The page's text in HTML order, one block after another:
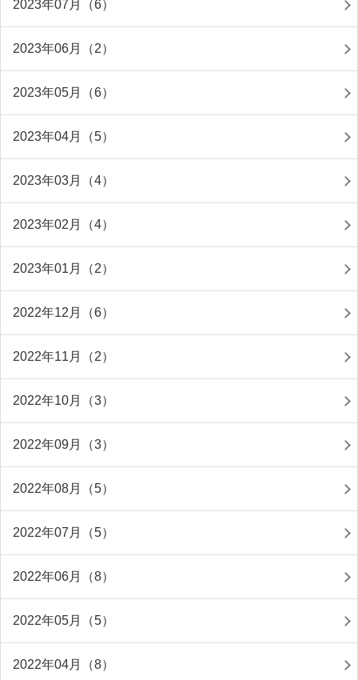
2023年07月（6）
2023年06月（2）
2023年05月（6）
2023年04月（5）
2023年03月（4）
2023年02月（4）
2023年01月（2）
2022年12月（6）
2022年11月（2）
2022年10月（3）
2022年09月（3）
2022年08月（5）
2022年07月（5）
2022年06月（8）
2022年05月（5）
2022年04月（8）